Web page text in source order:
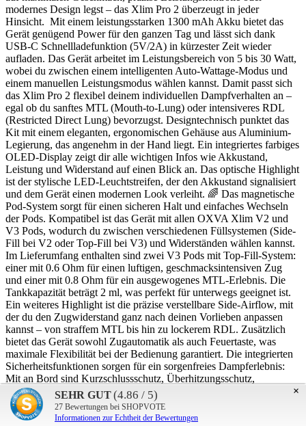
modernes Design legst – das Xlim Pro 2 überzeugt in jeder
Hinsicht. Mit einem leistungsstarken 1300 mAh Akku bietet das
Gerät genügend Power für den ganzen Tag und lässt sich dank
USB-C Schnellladefunktion (5V/2A) in kürzester Zeit wieder
aufladen. Das Gerät arbeitet im Leistungsbereich von 5 bis 30 Watt,
wobei du zwischen einem intelligenten Auto-Wattage-Modus und
einem manuellen Leistungsmodus wählen kannst. Damit passt sich
das Xlim Pro 2 flexibel deinem individuellen Dampfverhalten an –
egal ob du sanftes MTL (Mouth-to-Lung) oder intensiveres RDL
(Restricted Direct Lung) bevorzugst. Designtechnisch punktet das
Kit mit einem eleganten, ergonomischen Gehäuse aus Aluminium-
Legierung, das angenehm in der Hand liegt. Ein integriertes farbiges
OLED-Display zeigt dir alle wichtigen Infos wie Akkustand,
Leistung und Widerstand auf einen Blick an. Das optische Highlight
ist der stylische LED-Leuchtstreifen, der den Akkustand signalisiert
und dem Gerät einen modernen Look verleiht. 🌈 Das magnetische
Pod-System sorgt für einen sicheren Halt und einfaches Wechseln
der Pods. Kompatibel ist das Gerät mit allen OXVA Xlim V2 und
V3 Pods, wodurch du zwischen verschiedenen Füllsystemen (Side-
Fill bei V2 oder Top-Fill bei V3) und Widerständen wählen kannst.
Im Lieferumfang enthalten sind zwei V3 Pods mit Top-Fill-System:
einer mit 0.6 Ohm für einen luftigen, geschmacksintensiven Zug
und einer mit 0.8 Ohm für ein ausgewogenes MTL-Erlebnis. Die
Tankkapazität beträgt 2 ml, was perfekt für unterwegs geeignet ist.
Ein weiteres Highlight ist die präzise verstellbare Side-Airflow, mit
der du den Zugwiderstand ganz nach deinen Vorlieben anpassen
kannst – von straffem MTL bis hin zu lockerem RDL. Zusätzlich
bietet das Gerät sowohl Zugautomatik als auch Feuertaste, was
maximale Flexibilität bei der Bedienung garantiert. Die integrierten
Sicherheitsfunktionen sorgen für ein sorgenfreies Dampferlebnis:
Mit an Bord sind Kurzschlussschutz, Überhitzungsschutz,
Überspannungsschutz sowie ein automatisches Abschalten nach 8
Sekunden Dauerfeuer. Damit ist dein Gerät jederzeit zuverlässig
geschützt. 🛡️✅ Highlights auf einen Blick: ✨ Neueste Version mit
×
SEHR GUT(4.86 / 5)
27 Bewertungen bei SHOPVOTE
Informationen zur Echtheit der Bewertungen